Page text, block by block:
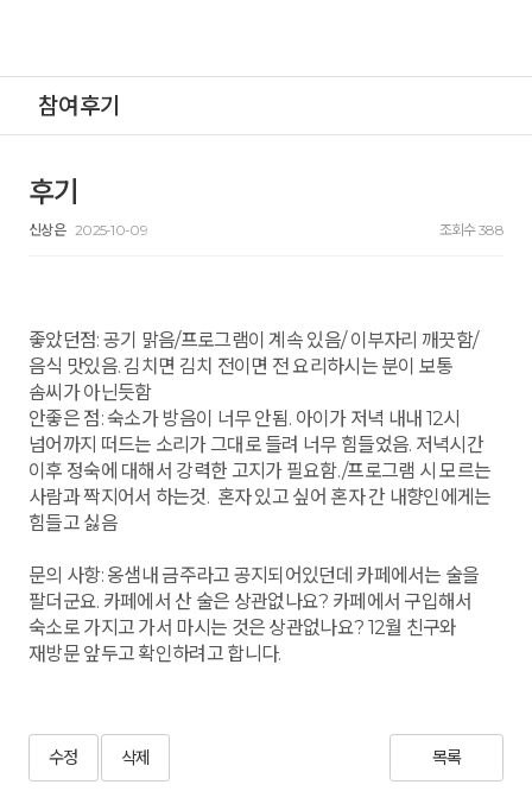
참여후기
후기
신상은 2025-10-09 조회수 388
좋았던점: 공기 맑음/프로그램이 계속 있음/ 이부자리 깨끗함/
음식 맛있음. 김치면 김치 전이면 전 요리하시는 분이 보통
솜씨가 아닌듯함
안좋은 점: 숙소가 방음이 너무 안됨. 아이가 저녁 내내 12시
넘어까지 떠드는 소리가 그대로 들려 너무 힘들었음. 저녁시간
이후 정숙에 대해서 강력한 고지가 필요함./프로그램 시 모르는
사람과 짝지어서 하는것. 혼자 있고 싶어 혼자 간 내향인에게는
힘들고 싫음
문의 사항: 옹샘내 금주라고 공지되어있던데 카페에서는 술을
팔더군요. 카페에서 산 술은 상관없나요? 카페에서 구입해서
숙소로 가지고 가서 마시는 것은 상관없나요? 12월 친구와
재방문 앞두고 확인하려고 합니다.
수정 삭제 목록